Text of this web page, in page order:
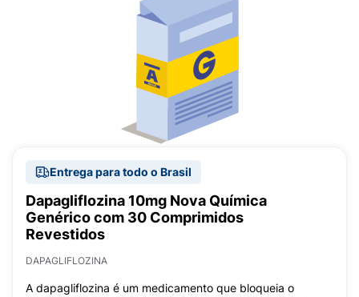
Entrega para todo o Brasil
Dapagliflozina 10mg Nova Química
Genérico com 30 Comprimidos
Revestidos
DAPAGLIFLOZINA
A dapagliflozina é um medicamento que bloqueia o